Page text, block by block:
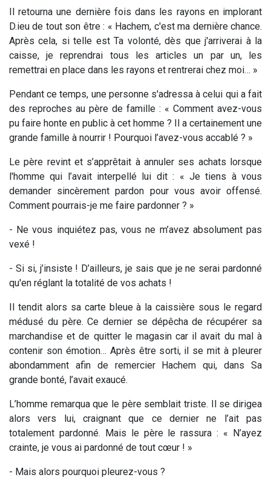
Il retourna une dernière fois dans les rayons en implorant
D.ieu de tout son être : « Hachem, c'est ma dernière chance.
Après cela, si telle est Ta volonté, dès que j'arriverai à la
caisse, je reprendrai tous les articles un par un, les
remettrai en place dans les rayons et rentrerai chez moi… »
Pendant ce temps, une personne s'adressa à celui qui a fait
des reproches au père de famille : « Comment avez-vous
pu faire honte en public à cet homme ? Il a certainement une
grande famille à nourrir ! Pourquoi l’avez-vous accablé ? »
Le père revint et s’apprêtait à annuler ses achats lorsque
l'homme qui l’avait interpellé lui dit : « Je tiens à vous
demander sincèrement pardon pour vous avoir offensé.
Comment pourrais-je me faire pardonner ? »
- Ne vous inquiétez pas, vous ne m’avez absolument pas
vexé !
- Si si, j’insiste ! D’ailleurs, je sais que je ne serai pardonné
qu'en réglant la totalité de vos achats !
Il tendit alors sa carte bleue à la caissière sous le regard
médusé du père. Ce dernier se dépêcha de récupérer sa
marchandise et de quitter le magasin car il avait du mal à
contenir son émotion… Après être sorti, il se mit à pleurer
abondamment afin de remercier Hachem qui, dans Sa
grande bonté, l’avait exaucé.
L’homme remarqua que le père semblait triste. Il se dirigea
alors vers lui, craignant que ce dernier ne l’ait pas
totalement pardonné. Mais le père le rassura : « N’ayez
crainte, je vous ai pardonné de tout cœur ! »
- Mais alors pourquoi pleurez-vous ?